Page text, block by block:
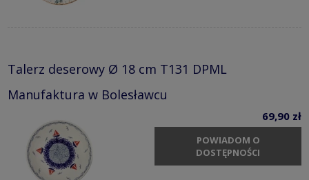
Talerz deserowy Ø 18 cm T131 DPML
Manufaktura w Bolesławcu
69,90 zł
POWIADOM O
DOSTĘPNOŚCI